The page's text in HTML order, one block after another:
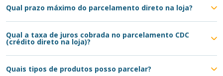
Qual prazo máximo do parcelamento direto na loja?
Qual a taxa de juros cobrada no parcelamento CDC
(crédito direto na loja)?
Quais tipos de produtos posso parcelar?